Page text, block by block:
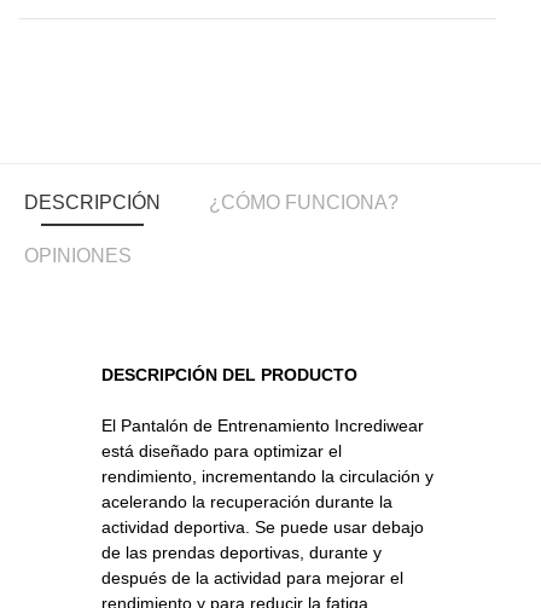
DESCRIPCIÓN ¿CÓMO FUNCIONA?
OPINIONES
DESCRIPCIÓN DEL PRODUCTO
El Pantalón de Entrenamiento Incrediwear
está diseñado para optimizar el
rendimiento, incrementando la circulación y
acelerando la recuperación durante la
actividad deportiva. Se puede usar debajo
de las prendas deportivas, durante y
después de la actividad para mejorar el
rendimiento y para reducir la fatiga